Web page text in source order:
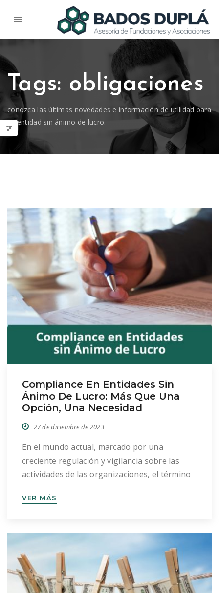
Tags: obligaciones
conozca las últimas novedades e información de utilidad para
su entidad sin ánimo de lucro.
Compliance En Entidades Sin
Ánimo De Lucro: Más Que Una
Opción, Una Necesidad
27 de diciembre de 2023
En el mundo actual, marcado por una
creciente regulación y vigilancia sobre las
actividades de las organizaciones, el término
cobrado una relevancia sin precedentes.
entidades sin ánimo de lucro, entendemos la
importancia de abordar este tema, no […]
VER MÁS